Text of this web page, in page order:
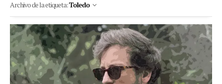
Archivo de la etiqueta:Toledo